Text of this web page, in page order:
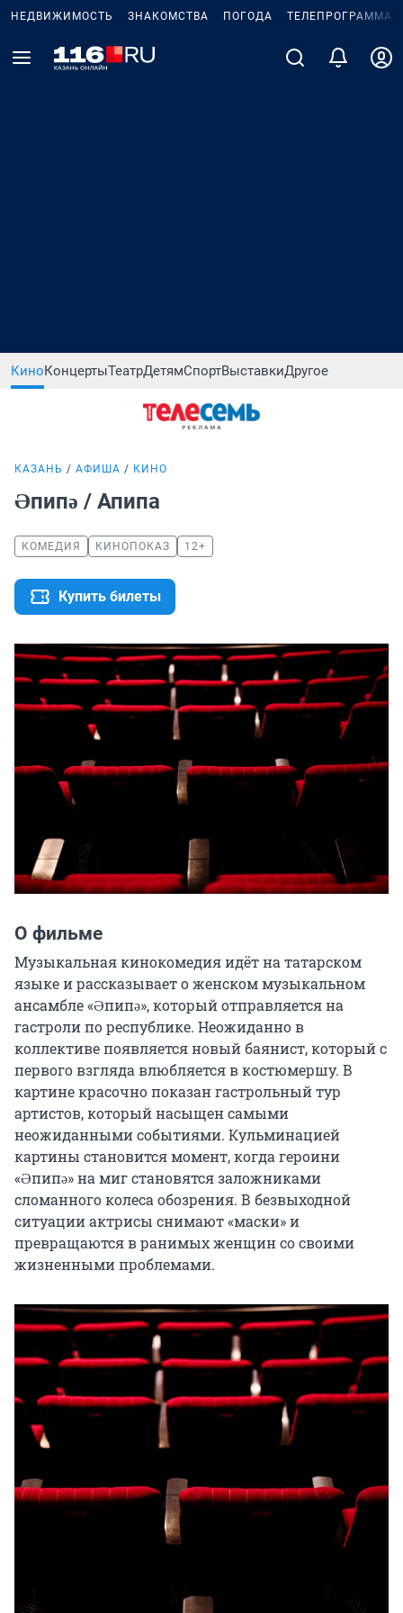
НЕДВИЖИМОСТЬ ЗНАКОМСТВА ПОГОДА ТЕЛЕПРОГРАММА
КиноКонцертыТеатрДетямСпортВыставкиДругое
КАЗАНЬ АФИША КИНО
Әпипә / Апипа
КОМЕДИЯ КИНОПОКАЗ 12+
Купить билеты
О фильме
Музыкальная кинокомедия идёт на татарском
языке и рассказывает о женском музыкальном
ансамбле «Әпипә», который отправляется на
гастроли по республике. Неожиданно в
коллективе появляется новый баянист, который с
первого взгляда влюбляется в костюмершу. В
картине красочно показан гастрольный тур
артистов, который насыщен самыми
неожиданными событиями. Кульминацией
картины становится момент, когда героини
«Әпипә» на миг становятся заложниками
сломанного колеса обозрения. В безвыходной
ситуации актрисы снимают «маски» и
превращаются в ранимых женщин со своими
жизненными проблемами.